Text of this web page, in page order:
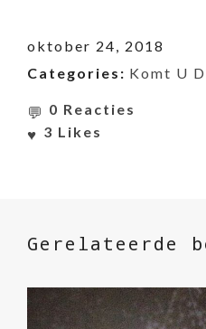
oktober 24, 2018
Categories: Komt U
0 Reacties
3 Likes
Gerelateerde